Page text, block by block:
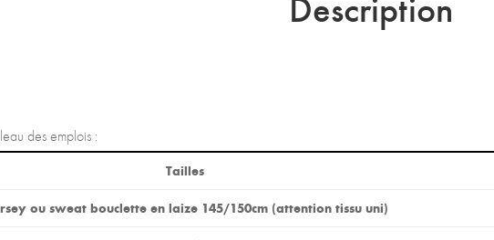
des emplois :
Tailles
ou sweat bouclette en laize 145/150cm (attention tissu uni)